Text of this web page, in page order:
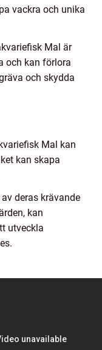
vackra och unika
Mal är
och kan förlora
och skydda
Mal kan
kan skapa
deras krävande
kan
utveckla